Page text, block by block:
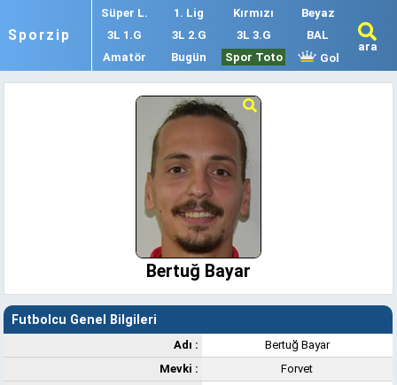
Sporzip
Süper L. 1. Lig Kırmızı
Beyaz
3L 1.G
3L 2.G 3L 3.G
BAL
Amatör
Bugün Spor Toto Gol
ara
Bertuğ Bayar
Futbolcu Genel Bilgileri
Adı :
Bertuğ Bayar
Mevki :
Forvet